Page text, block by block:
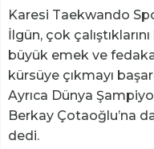
Karesi Taekwando
İlgün, çok
büyük emek ve
kürsüye çıkmayı
Ayrıca Dünya
Berkay Çotaoğlu’na
dedi.